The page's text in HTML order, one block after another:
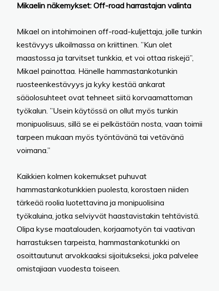
Mikaelin näkemykset: Off-road harrastajan valinta
Mikael on intohimoinen off-road-kuljettaja, jolle tunkin
kestävyys ulkoilmassa on kriittinen. ”Kun olet
maastossa ja tarvitset tunkkia, et voi ottaa riskejä”,
Mikael painottaa. Hänelle hammastankotunkin
ruosteenkestävyys ja kyky kestää ankarat
sääolosuhteet ovat tehneet siitä korvaamattoman
työkalun. ”Usein käytössä on ollut myös tunkin
monipuolisuus, sillä se ei pelkästään nosta, vaan toimii
tarpeen mukaan myös työntävänä tai vetävänä
voimana.”
Kaikkien kolmen kokemukset puhuvat
hammastankotunkkien puolesta, korostaen niiden
tärkeää roolia luotettavina ja monipuolisina
työkaluina, jotka selviyvät haastavistakin tehtävistä.
Olipa kyse maatalouden, korjaamotyön tai vaativan
harrastuksen tarpeista, hammastankotunkki on
osoittautunut arvokkaaksi sijoitukseksi, joka palvelee
omistajiaan vuodesta toiseen.